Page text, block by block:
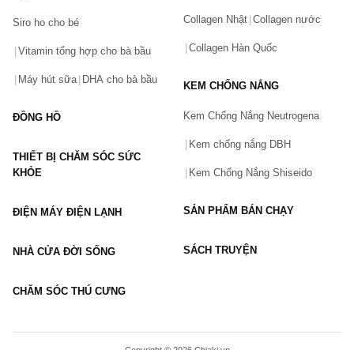
Vấn đề(*)
Siro ho cho bé
Vitamin tổng hợp cho bà bầu
Máy hút sữa DHA cho bà bầu
ĐỒNG HỒ
THIẾT BỊ CHĂM SÓC SỨC
KHỎE
ĐIỆN MÁY ĐIỆN LẠNH
NHÀ CỬA ĐỜI SỐNG
CHĂM SÓC THÚ CƯNG
Collagen Nhật Collagen nước
Collagen Hàn Quốc
KEM CHỐNG NẮNG
Kem Chống Nắng Neutrogena
Kem chống nắng DBH
Kem Chống Nắng Shiseido
SẢN PHẨM BÁN CHẠY
SÁCH TRUYỆN